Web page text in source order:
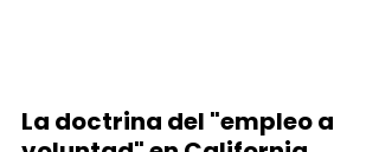
La doctrina del "empleo a